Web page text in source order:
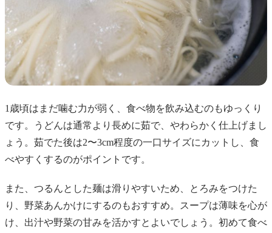
1歳頃はまだ噛む力が弱く、食べ物を飲み込むのもゆっくり
です。うどんは通常より長めに茹で、やわらかく仕上げまし
ょう。茹でた後は2〜3cm程度の一口サイズにカットし、食
べやすくするのがポイントです。
また、つるんとした麺は滑りやすいため、とろみをつけた
り、野菜あんかけにするのもおすすめ。スープは薄味を心が
け、出汁や野菜の甘みを活かすとよいでしょう。初めて食べ